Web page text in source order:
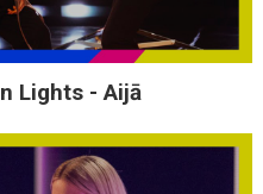
Lights - Aijā